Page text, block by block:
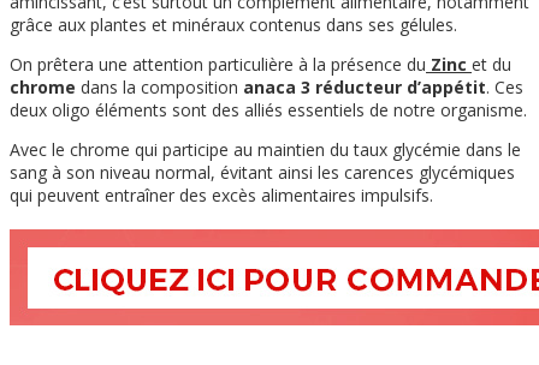
grâce aux plantes et minéraux contenus dans ses gélules.
On prêtera une attention particulière à la présence du Zinc et du
chrome dans la composition anaca 3 réducteur d’appétit. Ces
deux oligo éléments sont des alliés essentiels de notre organisme.
Avec le chrome qui participe au maintien du taux glycémie dans le
sang à son niveau normal, évitant ainsi les carences glycémiques
qui peuvent entraîner des excès alimentaires impulsifs.